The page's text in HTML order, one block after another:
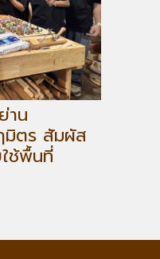
าน
มิตร สัมผัส
ช้พื้นที่